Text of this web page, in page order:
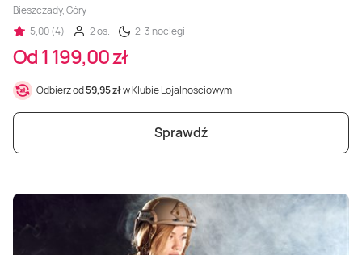
Bieszczady, Góry
5,00 (4)
2 os. 2-3 noclegi
Od 1 199,00 zł
Odbierz od59,95 złw Klubie Lojalnościowym
Sprawdź